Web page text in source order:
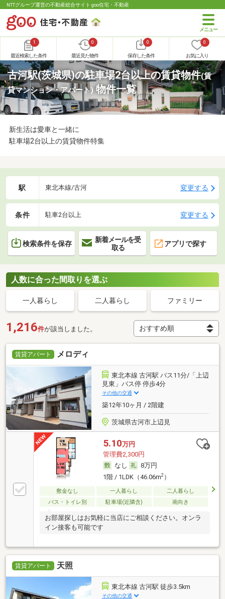
NTTグループ運営の不動産総合サイト goo住宅・不動産
1
最近検索した条件
0
最近見た物件
0
保存した条件
0
お気に入り
古河駅(茨城県)の駐車場2台以上の賃貸物件(賃
貸マンション・アパート) 物件一覧
新生活は愛車と一緒に
駐車場2台以上の賃貸物件特集
駅 東北本線/古河 変更する
条件 駐車2台以上 変更する
検索条件を保存
新着メールを受
取る
アプリで探す
人数に合った間取りを選ぶ
一人暮らし 二人暮らし ファミリー
1,216件が該当しました。
賃貸アパート メロディ
東北本線 古河駅 バス11分/「上辺
見東」バス停 停歩4分
その他の交通
築12年10ヶ月 / 2階建
茨城県古河市上辺見
5.10万円
管理費2,300円
なし
8万円
1階 / 1LDK（46.06m2）
敷金なし 一人暮らし
二人暮らし
バス・トイレ別
駐車場(近隣含) 南向き
お部屋探しはお気軽に当店にご相談ください。オンラ
イン接客も可能です
賃貸アパート 天照
東北本線 古河駅 徒歩3.5km
その他の交通